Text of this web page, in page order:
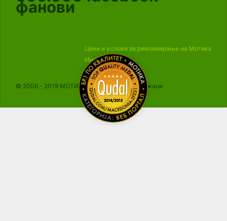
фанови
Цени и услови за рекламирање на Мотика
Импресум
© 2006 - 2019 МОТИКА, Сите права се задржани